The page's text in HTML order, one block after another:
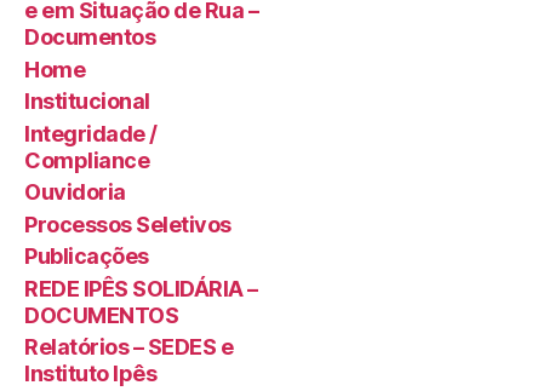
e em Situação de Rua –
Documentos
Home
Institucional
Integridade /
Compliance
Ouvidoria
Processos Seletivos
Publicações
REDE IPÊS SOLIDÁRIA –
DOCUMENTOS
Relatórios – SEDES e
Instituto Ipês